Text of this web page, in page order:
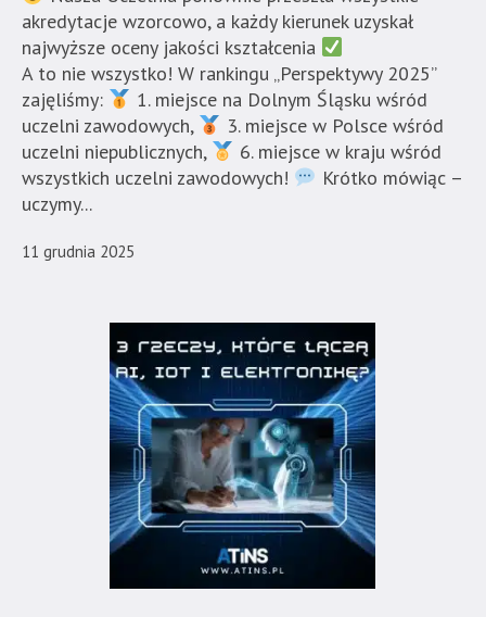
akredytacje wzorcowo, a każdy kierunek uzyskał
najwyższe oceny jakości kształcenia
A to nie wszystko! W rankingu „Perspektywy 2025”
zajęliśmy:
1. miejsce na Dolnym Śląsku wśród
uczelni zawodowych,
3. miejsce w Polsce wśród
uczelni niepublicznych,
6. miejsce w kraju wśród
wszystkich uczelni zawodowych!
Krótko mówiąc –
uczymy...
11 grudnia 2025